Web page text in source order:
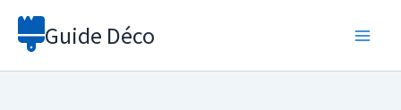
Aller
Guide Déco